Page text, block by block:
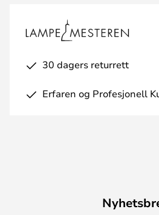
30 dagers returrett
Erfaren og Profesjonell